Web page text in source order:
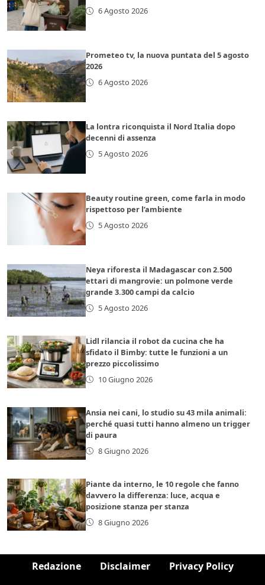
6 Agosto 2026
Prometeo tv, la nuova puntata del 5 agosto
2026
6 Agosto 2026
La lontra riconquista il Nord Italia dopo
decenni di assenza
5 Agosto 2026
Beauty routine green, come farla in modo
rispettoso per l’ambiente
5 Agosto 2026
Neya riforesta il Madagascar con 2.500
ettari di mangrovie: un polmone verde
grande 3.300 campi da calcio
5 Agosto 2026
Lidl rilancia il robot da cucina che ha
sfidato il Bimby: tutte le funzioni a un
prezzo piccolissimo
10 Giugno 2026
Ansia nei cani, lo studio su 43 mila animali:
perché quasi tutti hanno almeno un trigger
di paura
8 Giugno 2026
Piante da interno, le 10 regole che fanno
davvero la differenza: luce, acqua e
posizione stanza per stanza
8 Giugno 2026
Redazione Disclaimer Privacy Policy